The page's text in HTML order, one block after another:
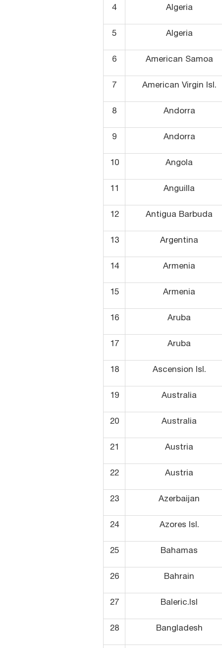
4 Algeria
5 Algeria
6 American Samoa
7 American Virgin Isl.
8 Andorra
9 Andorra
10 Angola
11 Anguilla
12 Antigua Barbuda
13 Argentina
14 Armenia
15 Armenia
16 Aruba
17 Aruba
18 Ascension Isl.
19 Australia
20 Australia
21 Austria
22 Austria
23 Azerbaijan
24 Azores Isl.
25 Bahamas
26 Bahrain
27 Baleric.Isl
28 Bangladesh